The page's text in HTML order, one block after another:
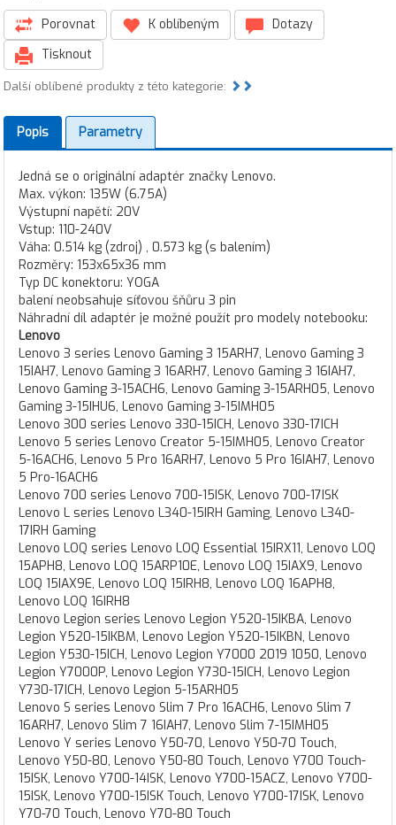
Porovnat K oblíbeným
Dotazy
Tisknout
Další oblíbené produkty z této kategorie:
Popis Parametry
Jedná se o originální adaptér značky Lenovo.
Max. výkon: 135W (6.75A)
Výstupní napětí: 20V
Vstup: 110-240V
Váha: 0.514 kg (zdroj) , 0.573 kg (s balením)
Rozměry: 153x65x36 mm
Typ DC konektoru: YOGA
balení neobsahuje síťovou šňůru 3 pin
Náhradní díl adaptér je možné použít pro modely notebooku:
Lenovo
Lenovo 3 series Lenovo Gaming 3 15ARH7, Lenovo Gaming 3
15IAH7, Lenovo Gaming 3 16ARH7, Lenovo Gaming 3 16IAH7,
Lenovo Gaming 3-15ACH6, Lenovo Gaming 3-15ARH05, Lenovo
Gaming 3-15IHU6, Lenovo Gaming 3-15IMH05
Lenovo 300 series Lenovo 330-15ICH, Lenovo 330-17ICH
Lenovo 5 series Lenovo Creator 5-15IMH05, Lenovo Creator
5-16ACH6, Lenovo 5 Pro 16ARH7, Lenovo 5 Pro 16IAH7, Lenovo
5 Pro-16ACH6
Lenovo 700 series Lenovo 700-15ISK, Lenovo 700-17ISK
Lenovo L series Lenovo L340-15IRH Gaming, Lenovo L340-
17IRH Gaming
Lenovo LOQ series Lenovo LOQ Essential 15IRX11, Lenovo LOQ
15APH8, Lenovo LOQ 15ARP10E, Lenovo LOQ 15IAX9, Lenovo
LOQ 15IAX9E, Lenovo LOQ 15IRH8, Lenovo LOQ 16APH8,
Lenovo LOQ 16IRH8
Lenovo Legion series Lenovo Legion Y520-15IKBA, Lenovo
Legion Y520-15IKBM, Lenovo Legion Y520-15IKBN, Lenovo
Legion Y530-15ICH, Lenovo Legion Y7000 2019 1050, Lenovo
Legion Y7000P, Lenovo Legion Y730-15ICH, Lenovo Legion
Y730-17ICH, Lenovo Legion 5-15ARH05
Lenovo S series Lenovo Slim 7 Pro 16ACH6, Lenovo Slim 7
16ARH7, Lenovo Slim 7 16IAH7, Lenovo Slim 7-15IMH05
Lenovo Y series Lenovo Y50-70, Lenovo Y50-70 Touch,
Lenovo Y50-80, Lenovo Y50-80 Touch, Lenovo Y700 Touch-
15ISK, Lenovo Y700-14ISK, Lenovo Y700-15ACZ, Lenovo Y700-
15ISK, Lenovo Y700-15ISK Touch, Lenovo Y700-17ISK, Lenovo
Y70-70 Touch, Lenovo Y70-80 Touch